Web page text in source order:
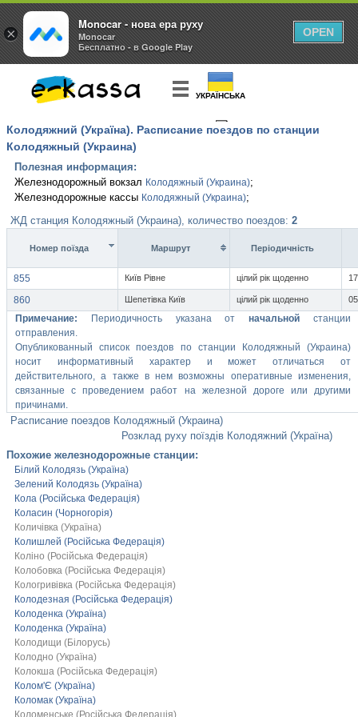
УКРАЇНСЬКА
Колодяжний (Україна). Расписание поездов по станции
Колодяжный (Украина)
Полезная информация:
Железнодорожный вокзал Колодяжный (Украина);
Железнодорожные кассы Колодяжный (Украина);
ЖД станция Колодяжный (Украина), количество поездов: 2
Номер поїзда Маршрут Перiодичнiсть
855 Київ Рівне цілий рік щоденно
860 Шепетівка Київ цілий рік щоденно
Примечание: Периодичность указана отначальной станции
отправления.
Опубликованный список поездов по станции Колодяжный (Украина)
носит информативный характер и может отличаться от
действительного, а также в нем возможны оперативные изменения,
связанные с проведением работ на железной дороге или другими
причинами.
Расписание поездов Колодяжный (Украина)
Розклад руху поїздів Колодяжний (Україна)
Похожие железнодорожные станции:
Білий Колодязь (Україна)
Зелений Колодязь (Україна)
Кола (Російська Федерація)
Коласин (Чорногорія)
Количівка (Україна)
Колишлей (Російська Федерація)
Коліно (Російська Федерація)
Колобовка (Російська Федерація)
Кологривівка (Російська Федерація)
Колодезная (Російська Федерація)
Колоденка (Україна)
Колоденка (Україна)
Колодищи (Білорусь)
Колодно (Україна)
Колокша (Російська Федерація)
Колом'Є (Україна)
Коломак (Україна)
Коломенське (Російська Федерація)
×
Monocar - нова ера руху
Monocar
Бесплатно - в Google Play
OPEN